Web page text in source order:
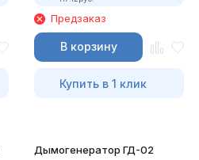
Предзаказ
В корзину
Купить в 1 клик
Дымогенератор ГД-02